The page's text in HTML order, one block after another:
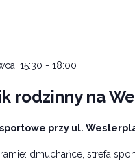
15:30 - 18:00
rodzinny na
sportowe przy ul.
dmuchańce, strefa